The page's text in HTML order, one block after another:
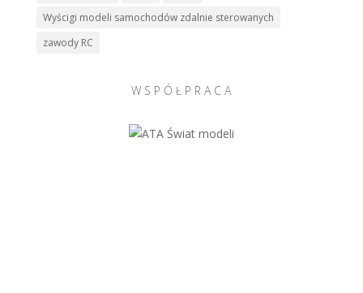
Wyścigi modeli samochodów zdalnie sterowanych
zawody RC
W S P Ó Ł P R A C A